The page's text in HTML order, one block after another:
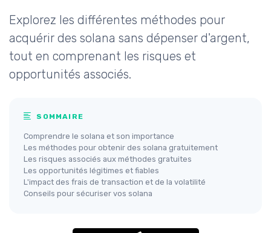
Explorez les différentes méthodes pour
acquérir des solana sans dépenser d'argent,
tout en comprenant les risques et
opportunités associés.
SOMMAIRE
Comprendre le solana et son importance
Les méthodes pour obtenir des solana gratuitement
Les risques associés aux méthodes gratuites
Les opportunités légitimes et fiables
L'impact des frais de transaction et de la volatilité
Conseils pour sécuriser vos solana